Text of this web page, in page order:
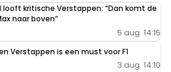
looft kritische Verstappen: “Dan komt de
naar boven”
5 aug. 14:15
Verstappen is een must voor F1
3 aug. 14:10